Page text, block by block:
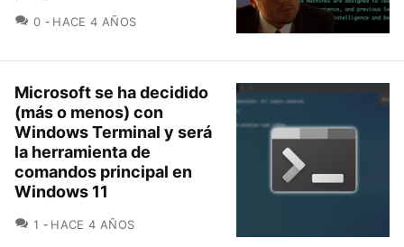
0 COMENTARIOS
HACE 4 AÑOS
Microsoft se ha decidido
(más o menos) con
Windows Terminal y será
la herramienta de
comandos principal en
Windows 11
1 COMENTARIOS
HACE 4 AÑOS